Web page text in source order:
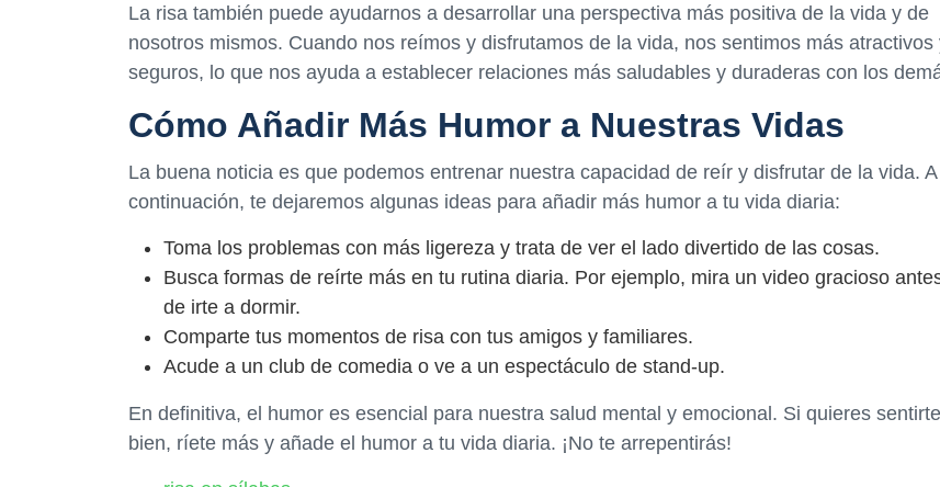
La risa también puede ayudarnos a desarrollar una perspectiva más positiva de la vida y de
nosotros mismos. Cuando nos reímos y disfrutamos de la vida, nos sentimos más atractivos
seguros, lo que nos ayuda a establecer relaciones más saludables y duraderas con los
Cómo Añadir Más Humor a Nuestras Vidas
La buena noticia es que podemos entrenar nuestra capacidad de reír y disfrutar de la vida. A
continuación, te dejaremos algunas ideas para añadir más humor a tu vida diaria:
Toma los problemas con más ligereza y trata de ver el lado divertido de las cosas.
Busca formas de reírte más en tu rutina diaria. Por ejemplo, mira un video gracioso
de irte a dormir.
Comparte tus momentos de risa con tus amigos y familiares.
Acude a un club de comedia o ve a un espectáculo de stand-up.
En definitiva, el humor es esencial para nuestra salud mental y emocional. Si quieres sentirte
bien, ríete más y añade el humor a tu vida diaria. ¡No te arrepentirás!